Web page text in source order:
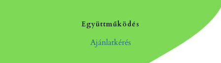
Együttműködés
Ajánlatkérés